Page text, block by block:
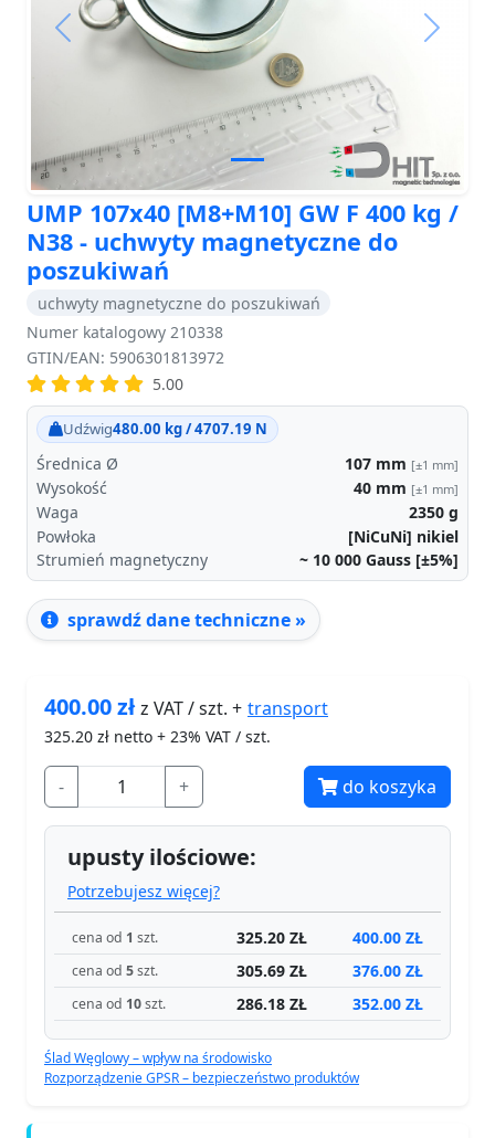
Previous Next
UMP 107x40 [M8+M10] GW F 400 kg /
N38 - uchwyty magnetyczne do
poszukiwań
uchwyty magnetyczne do poszukiwań
Numer katalogowy 210338
GTIN/EAN: 5906301813972
5.00
Udźwig480.00 kg / 4707.19 N
Średnica Ø 107 mm [±1 mm]
Wysokość 40 mm [±1 mm]
Waga 2350 g
Powłoka
[NiCuNi] nikiel
Strumień magnetyczny
~ 10 000 Gauss [±5%]
sprawdź dane techniczne »
400.00złz VAT / szt. + transport
325.20 zł netto + 23% VAT / szt.
- + do koszyka
upusty ilościowe:
Potrzebujesz więcej?
cena od 1 szt. 325.20 ZŁ 400.00 ZŁ
cena od 5szt. 305.69 ZŁ 376.00 ZŁ
cena od 10szt. 286.18 ZŁ 352.00 ZŁ
Ślad Węglowy – wpływ na środowisko
Rozporządzenie GPSR – bezpieczeństwo produktów